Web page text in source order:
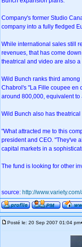
Company's former Studio
company into a fully fledged
While international sales still
revenues, that has come
theatrical and video are also
Wild Bunch ranks third
Chabrol's "La Fille coupee en
around 800,000, equivalent to
Wild Bunch also has
"What attracted me to this
president and CEO. "They've
capital markets in a
The fund is looking for other
source: http://
Posté le: 20 Sep 2007 01:04 pm